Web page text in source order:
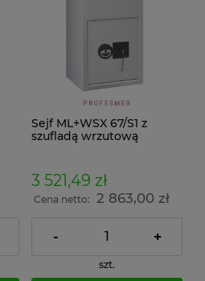
Sejf ML+WSX 67/S1 z
szufladą wrzutową
3 521,49 zł
Cena netto: 2 863,00 zł
- +
szt.